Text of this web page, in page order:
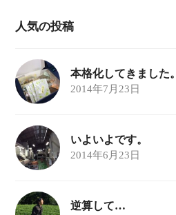
人気の投稿
本格化してきました。
2014年7月23日
いよいよです。
2014年6月23日
逆算して…